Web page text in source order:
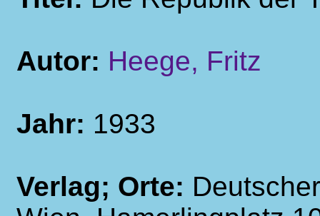
Autor: Heege, Fritz
Jahr: 1933
Verlag; Orte: